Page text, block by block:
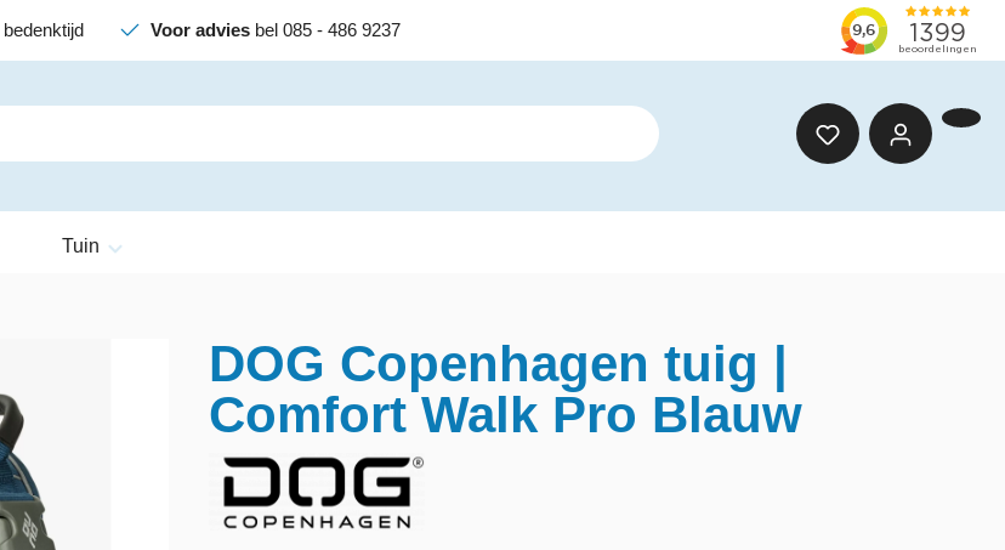
bedenktijd Voor advies bel 085 - 486 9237
Tuin
DOG Copenhagen tuig |
Comfort Walk Pro Blauw